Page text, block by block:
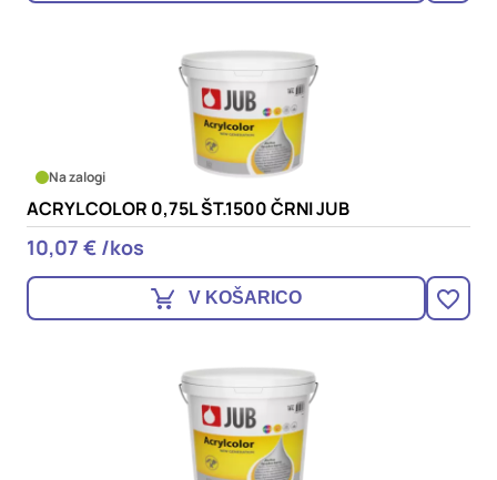
Na zalogi
ACRYLCOLOR 0,75L ŠT.1500 ČRNI JUB
10,07 € /kos
V KOŠARICO